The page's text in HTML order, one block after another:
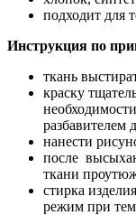
подходит для
Инструкция по
ткань
краску
разбавителем
нанести
после
ткани
стирка
режим при